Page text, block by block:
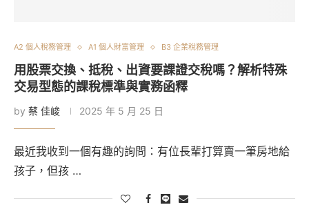
A2 個人稅務管理 A1 個人財富管理 B3 企業稅務管理
用股票交換、抵稅、出資要課證交稅嗎？解析特殊
交易型態的課稅標準與實務函釋
by 蔡 佳峻 2025 年 5 月 25 日
最近我收到一個有趣的詢問：有位長輩打算賣一筆房地給
孩子，但孩 …